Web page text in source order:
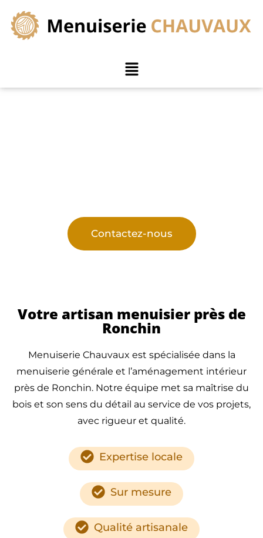
Contactez-nous
Votre artisan menuisier près de
Ronchin
Menuiserie Chauvaux est spécialisée dans la
menuiserie générale et l’aménagement intérieur
près de Ronchin. Notre équipe met sa maîtrise du
bois et son sens du détail au service de vos projets,
avec rigueur et qualité.
Expertise locale
Sur mesure
Qualité artisanale